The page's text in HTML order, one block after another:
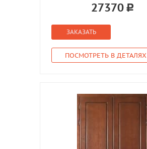
27370
ЗАКАЗАТЬ
ПОСМОТРЕТЬ В ДЕТАЛЯХ